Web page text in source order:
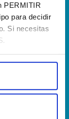
PERMITIR
para decidir
Si necesitas